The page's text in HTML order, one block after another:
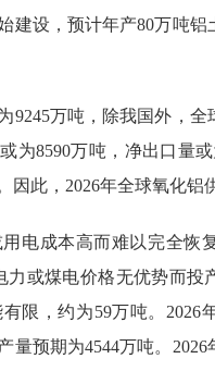
建设，预计年产80万吨
9245万吨，除我国外，
为8590万吨，净出口量
因此，2026年全球氧化铝
电成本高而难以完全恢
力或煤电价格无优势而投
限，约为59万吨。2026
量预期为4544万吨。